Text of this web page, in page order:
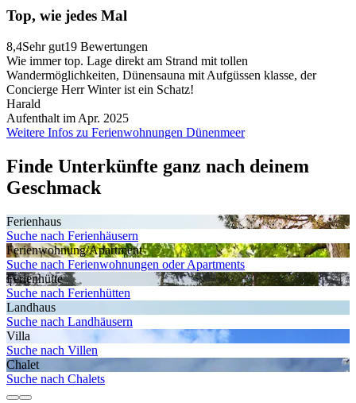
Top, wie jedes Mal
8,4Sehr gut19 Bewertungen
Wie immer top. Lage direkt am Strand mit tollen
Wandermöglichkeiten, Dünensauna mit Aufgüssen klasse, der
Concierge Herr Winter ist ein Schatz!
Harald
Aufenthalt im Apr. 2025
Weitere Infos zu Ferienwohnungen Dünenmeer
Finde Unterkünfte ganz nach deinem
Geschmack
Ferienhaus
Suche nach Ferienhäusern
Ferienwohnung/Apartment
Suche nach Ferienwohnungen oder Apartments
Ferienhütte
Suche nach Ferienhütten
Landhaus
Suche nach Landhäusern
Villa
Suche nach Villen
Chalet
Suche nach Chalets